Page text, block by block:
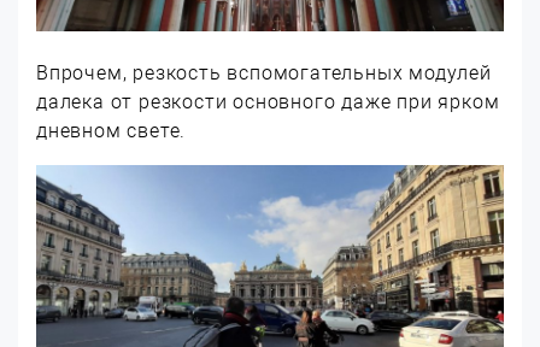
Впрочем, резкость вспомогательных модулей
далека от резкости основного даже при ярком
дневном свете.